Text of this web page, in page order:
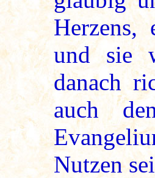
Herzens,
und sie
danach
auch
Nutzen